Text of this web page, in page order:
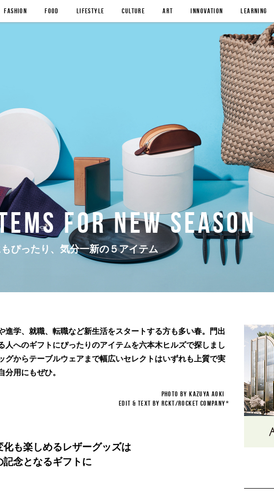
FASHION FOOD LIFESTYLE CULTURE ART INNOVATION LEARNING
FOR NEW SEASON
ぴったり、気分一新の５アイテム
進学、就職、転職など新生活をスタートする方も多い春。門出
人へのギフトにぴったりのアイテムを六本木ヒルズで探しまし
グからテーブルウェアまで幅広いセレクトはいずれも上質で実
分用にもぜひ。
PHOTO BY KAZUYA AOKI
EDIT & TEXT BY RCKT/ROCKET COMPANY*
化も楽しめるレザーグッズは
記念となるギフトに